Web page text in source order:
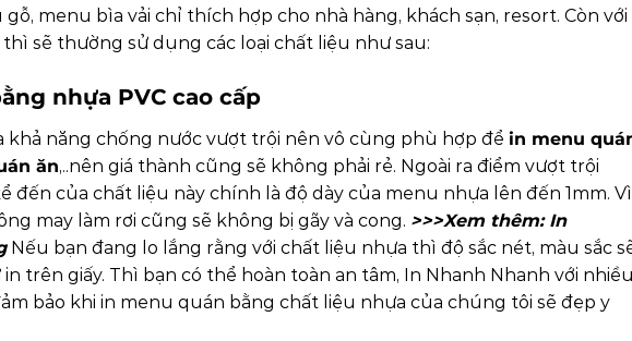
menu bìa vải chỉ thích hợp cho nhà hàng, khách sạn, resort. Còn với
thì sẽ thường sử dụng các loại chất liệu như sau:
nhựa PVC cao cấp
khả năng chống nước vượt trội nên vô cùng phù hợp để in menu
ăn,..nên giá thành cũng sẽ không phải rẻ. Ngoài ra điểm vượt trội
đến của chất liệu này chính là độ dày của menu nhựa lên đến 1mm. Vì
may làm rơi cũng sẽ không bị gãy và cong. >>>Xem thêm: In
Nếu bạn đang lo lắng rằng với chất liệu nhựa thì độ sắc nét, màu sắc
trên giấy. Thì bạn có thể hoàn toàn an tâm, In Nhanh Nhanh với
bảo khi in menu quán bằng chất liệu nhựa của chúng tôi sẽ đẹp y